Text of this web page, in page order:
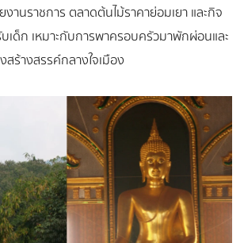
านราชการ ตลาดต้นไม้ราคาย่อมเยา และกิจ
เด็ก เหมาะกับการพาครอบครัวมาพักผ่อนและ
สร้างสรรค์กลางใจเมือง